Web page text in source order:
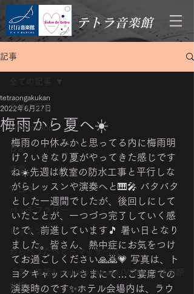
テトラ音楽館
記事
全ての記事
Information
日記
音楽
アロマ
バッチフラワー
レッスン
わらべうたベビーマッサージ
『美・音活』makoto kamata (VISAGE) 鎌田顔
分析
全ての記事
梅雨から夏へ☀️
tetraongakukan
2022年6月27日
梅雨の中休みかと思ってる内に梅雨明
け？いきなり夏がやってきた感じです
ね☀️先週は教室の防水工事と平行しな
がらレッスンや演奏へと🎹🎤 バタバタ
とした一週間でしたが、後回しにして
いたことが、一つづつ完了していく感
じで、前進しています🎵 暑い日となり
ました。皆さん、熱中症にお気をつけ
てお過ごしください🙏🙇💗 写真は、ト
ヨタキャッスルさまにて…ご宴席での
演奏時のです✨️ホテル会場内は、ラウ